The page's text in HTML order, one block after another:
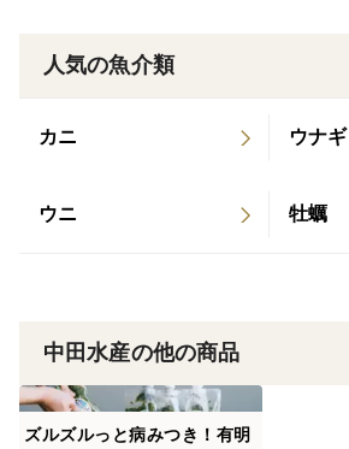
・消費期限：6カ月(解凍後冷蔵で5日)
・保存方法：冷凍
人気の魚介類
カニ ウナギ
ウニ 牡蠣
中田水産の他の商品
ズルズルっと病みつき！有明